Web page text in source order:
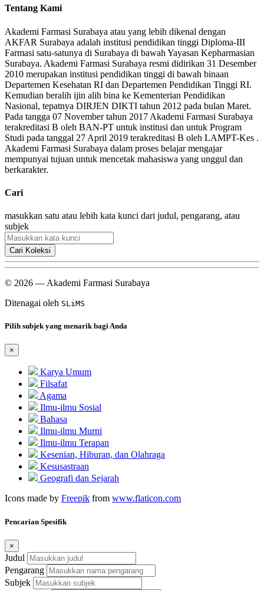
Tentang Kami
Akademi Farmasi Surabaya atau yang lebih dikenal dengan
AKFAR Surabaya adalah institusi pendidikan tinggi Diploma-III
Farmasi satu-satunya di Surabaya di bawah Yayasan Kepharmasian
Surabaya. Akademi Farmasi Surabaya resmi didirikan 31 Desember
2010 merupakan institusi pendidikan tinggi di bawah binaan
Departemen Kesehatan RI dan Departemen Pendidikan Tinggi RI.
Kemudian beralih ijin alih bina ke Kementerian Pendidikan
Nasional, tepatnya DIRJEN DIKTI tahun 2012 pada bulan Maret.
Pada tangga 07 November tahun 2017 Akademi Farmasi Surabaya
terakreditasi B oleh BAN-PT untuk institusi dan untuk Program
Studi pada tanggal 27 April 2019 terakreditasi B oleh LAMPT-Kes .
Akademi Farmasi Surabaya dalam proses belajar mengajar
mempunyai tujuan untuk mencetak mahasiswa yang unggul dan
berkarakter.
Cari
masukkan satu atau lebih kata kunci dari judul, pengarang, atau
subjek
Cari Koleksi
© 2026 — Akademi Farmasi Surabaya
Ditenagai oleh SLiMS
Pilih subjek yang menarik bagi Anda
×
Karya Umum
Filsafat
Agama
Ilmu-ilmu Sosial
Bahasa
Ilmu-ilmu Murni
Ilmu-ilmu Terapan
Kesenian, Hiburan, dan Olahraga
Kesusastraan
Geografi dan Sejarah
Icons made by Freepik from www.flaticon.com
Pencarian Spesifik
×
Judul
Pengarang
Subjek